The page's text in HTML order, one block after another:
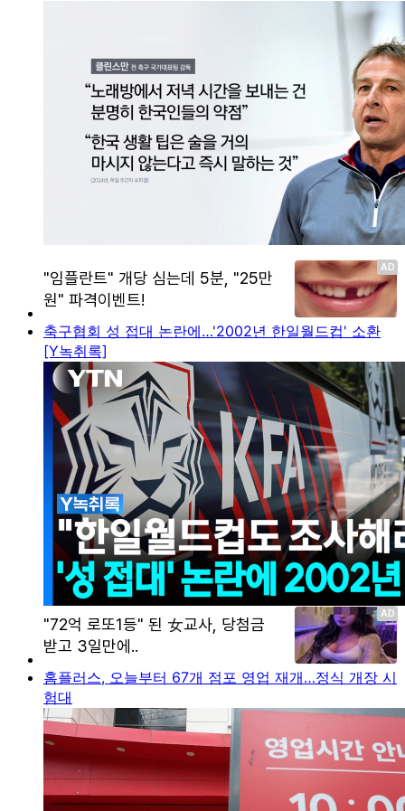
축구협회 성 접대 논란에…'2002년 한일월드컵' 소환
[Y녹취록]
홈플러스, 오늘부터 67개 점포 영업 재개…정식 개장 시
험대